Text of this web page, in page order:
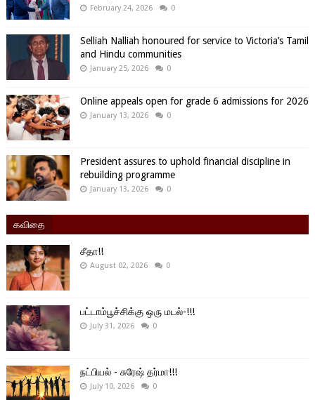
February 24, 2026 0
Selliah Nalliah honoured for service to Victoria’s Tamil
and Hindu communities
January 25, 2026 0
Online appeals open for grade 6 admissions for 2026
January 13, 2026 0
President assures to uphold financial discipline in
rebuilding programme
January 13, 2026 0
கவிதை
சீதா!!
August 02, 2026 0
பட்டாம்பூச்சிக்கு ஒரு மடல்-!!!
July 31, 2026 0
நட்பியல் - சுரேஷ் தர்மா!!!
July 10, 2026 0